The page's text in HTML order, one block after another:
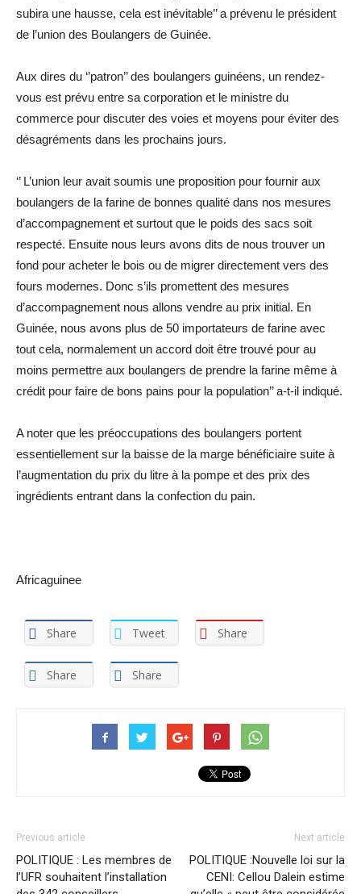
subira une hausse, cela est inévitable’’ a prévenu le président
de l’union des Boulangers de Guinée.
Aux dires du ‘’patron’’ des boulangers guinéens, un rendez-
vous est prévu entre sa corporation et le ministre du
commerce pour discuter des voies et moyens pour éviter des
désagréments dans les prochains jours.
‘’ L’union leur avait soumis une proposition pour fournir aux
boulangers de la farine de bonnes qualité dans nos mesures
d’accompagnement et surtout que le poids des sacs soit
respecté. Ensuite nous leurs avons dits de nous trouver un
fond pour acheter le bois ou de migrer directement vers des
fours modernes. Donc s’ils promettent des mesures
d’accompagnement nous allons vendre au prix initial. En
Guinée, nous avons plus de 50 importateurs de farine avec
tout cela, normalement un accord doit être trouvé pour au
moins permettre aux boulangers de prendre la farine même à
crédit pour faire de bons pains pour la population’’ a-t-il indiqué.
A noter que les préoccupations des boulangers portent
essentiellement sur la baisse de la marge bénéficiaire suite à
l’augmentation du prix du litre à la pompe et des prix des
ingrédients entrant dans la confection du pain.
Africaguinee
Share Tweet Share
Share Share
Previous article
POLITIQUE : Les membres de
l’UFR souhaitent l’installation
Next article
POLITIQUE :Nouvelle loi sur la
CENI: Cellou Dalein estime